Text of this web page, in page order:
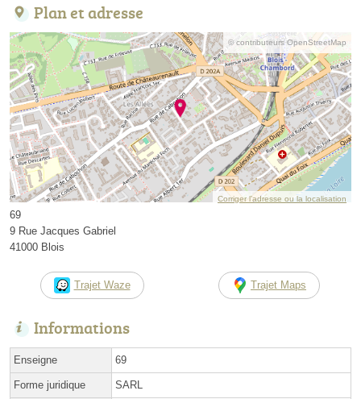
Plan et adresse
© contributeurs OpenStreetMap
Corriger l’adresse ou la localisation
69
9 Rue Jacques Gabriel
41000 Blois
Trajet Waze Trajet Maps
Informations
Enseigne 69
Forme juridique SARL